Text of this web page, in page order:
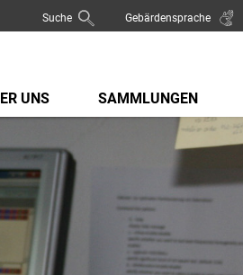
Suche Gebärdensprache
UNS SAMMLUNGEN